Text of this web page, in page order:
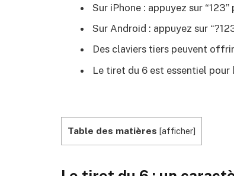
Sur iPhone : appuyez sur “123”
Sur Android : appuyez sur
Des claviers tiers peuvent
Le tiret du 6 est essentiel
Table des matières [afficher]